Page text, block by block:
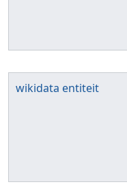
wikidata entiteit